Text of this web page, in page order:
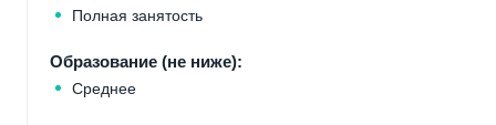
Полная занятость
Образование (не ниже):
Среднее